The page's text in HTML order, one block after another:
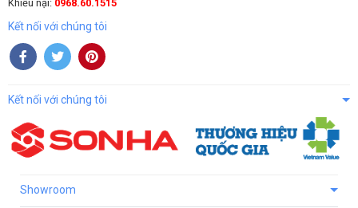
Khiếu nại: 0968.60.1515
Kết nối với chúng tôi
Kết nối với chúng tôi
Showroom